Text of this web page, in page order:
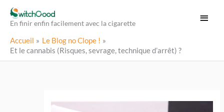
Aller
En finir enfin facilement avec la cigarette
Accueil
Le Blog no Clope !
Et le cannabis (Risques, sevrage, technique d’arrêt) ?